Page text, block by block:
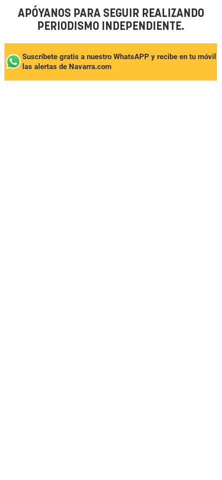
APÓYANOS PARA SEGUIR REALIZANDO
PERIODISMO INDEPENDIENTE.
Suscríbete gratis a nuestro WhatsAPP y recibe en tu móvil
las alertas de Navarra.com